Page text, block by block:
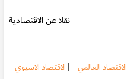
نقلا عن الاقتصادية
الاقتصاد العالمي | الاقتصاد الاسيوي